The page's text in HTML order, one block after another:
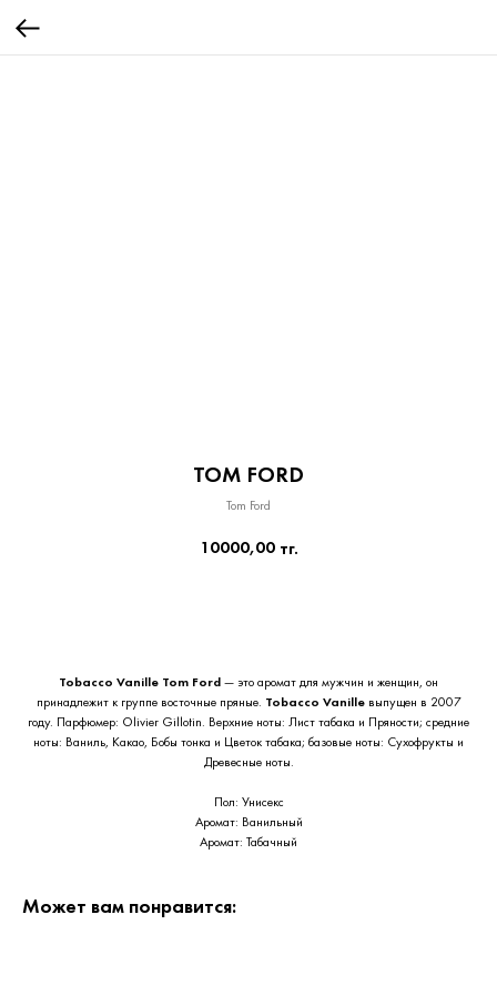
TOM FORD
Tom Ford
10000,00 тг.
Tobacco Vanille Tom Ford — это аромат для мужчин и женщин, он
принадлежит к группе восточные пряные. Tobacco Vanilleвыпущен в 2007
году. Парфюмер: Olivier Gillotin. Верхние ноты: Лист табака и Пряности; средние
ноты: Ваниль, Какао, Бобы тонка и Цветок табака; базовые ноты: Сухофрукты и
Древесные ноты.
Пол: Унисекс
Аромат: Ванильный
Аромат: Табачный
Может вам понравится: